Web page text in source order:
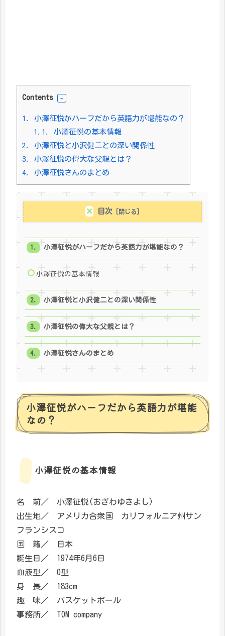
Contents
1.
小澤征悦がハーフだから英語力が堪能なの？
1.1.
小澤征悦の基本情報
2.
小澤征悦と小沢健二との深い関係性
3.
小澤征悦の偉大な父親とは？
4.
小澤征悦さんのまとめ
目次
小澤征悦がハーフだから英語力が堪能なの？
小澤征悦の基本情報
小澤征悦と小沢健二との深い関係性
小澤征悦の偉大な父親とは？
小澤征悦さんのまとめ
小澤征悦がハーフだから英語力が堪能
なの？
小澤征悦の基本情報
名 前／ 小澤征悦(おざわゆきよし)
出生地／ アメリカ合衆国 カリフォルニア州サン
フランシスコ
国 籍／ 日本
誕生日／ 1974年6月6日
血液型／ O型
身 長／ 183cm
趣 味／ バスケットボール
事務所／ TOM company